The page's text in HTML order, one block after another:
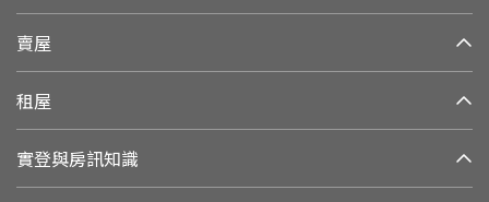
賣屋
租屋
實登與房訊知識